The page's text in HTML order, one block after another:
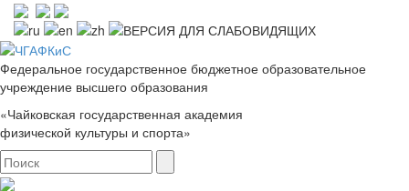
Федеральное государственное бюджетное образовательное
учреждение высшего образования
«Чайковская государственная академия
физической культуры и спорта»